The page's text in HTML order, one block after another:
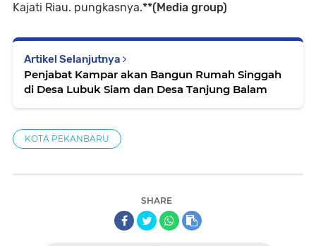
Kajati Riau. pungkasnya.**(Media group)
Artikel Selanjutnya
Penjabat Kampar akan Bangun Rumah Singgah
di Desa Lubuk Siam dan Desa Tanjung Balam
KOTA PEKANBARU
SHARE